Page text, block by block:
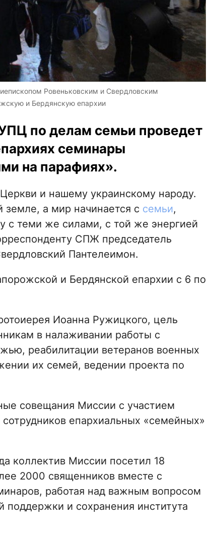
Ровеньковским и Свердловским
и Бердянскую епархии
по делам семьи проведет
семинары
на парафиях».
и нашему украинскому народу.
а мир начинается с семьи,
с теми же силами, с той же энергией
СПЖ председатель
Пантелеимон.
и Бердянской епархии с 6 по
Иоанна Ружицкого, цель
в налаживании работы с
реабилитации ветеранов военных
их семей, ведении проекта по
совещания Миссии с участием
епархиальных «семейных»
коллектив Миссии посетил 18
2000 священников вместе с
работая над важным вопросом
поддержки и сохранения института